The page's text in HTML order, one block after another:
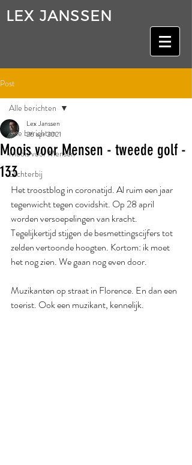
LEX JANSSEN
Post
Alle berichten
Moois voor Mensen
Dichterbij
Alle berichten
Moois voor Mensen - tweede golf -
133
Lex Janssen
26 apr 2021
Het troostblog in coronatijd. Al ruim een jaar
tegenwicht tegen covidshit. Op 28 april
worden versoepelingen van kracht.
Tegelijkertijd stijgen de besmettingscijfers tot
zelden vertoonde hoogten. Kortom: ik moet
het nog zien. We gaan nog even door.
Muzikanten op straat in Florence. En dan een
toerist. Ook een muzikant, kennelijk.